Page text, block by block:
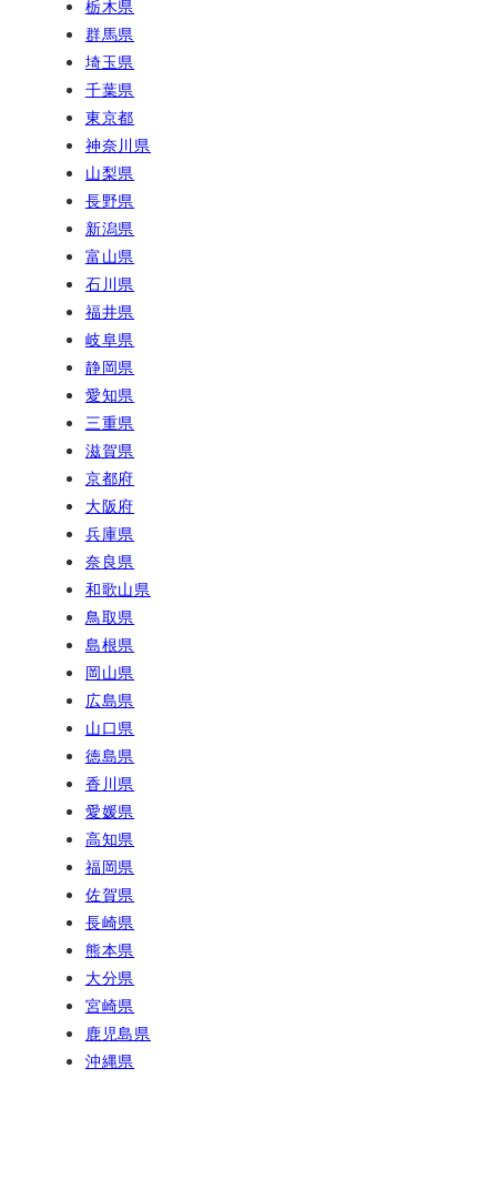
栃木県
群馬県
埼玉県
千葉県
東京都
神奈川県
山梨県
長野県
新潟県
富山県
石川県
福井県
岐阜県
静岡県
愛知県
三重県
滋賀県
京都府
大阪府
兵庫県
奈良県
和歌山県
鳥取県
島根県
岡山県
広島県
山口県
徳島県
香川県
愛媛県
高知県
福岡県
佐賀県
長崎県
熊本県
大分県
宮崎県
鹿児島県
沖縄県